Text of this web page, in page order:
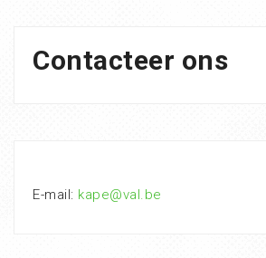
Contacteer ons
E-mail: kape@val.be